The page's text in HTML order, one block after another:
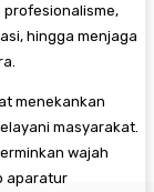
hingga menjaga
menekankan
masyarakat.
wajah
aparatur